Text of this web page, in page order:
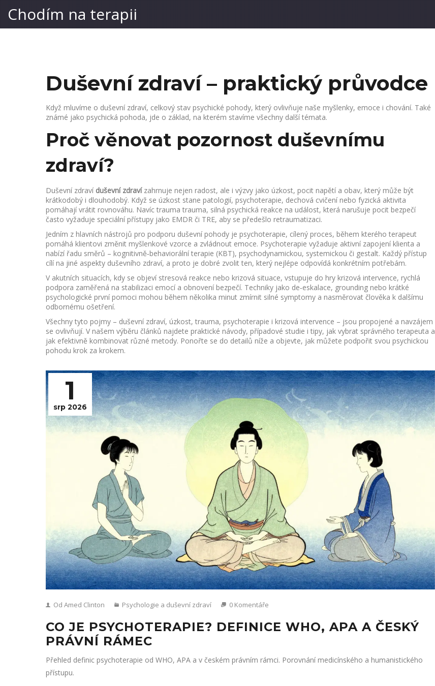
Chodím na terapii
Duševní zdraví – praktický průvodce
Když mluvíme o duševní zdraví, celkový stav psychické pohody, který ovlivňuje naše myšlenky, emoce i chování. Také
známé jako psychická pohoda, jde o základ, na kterém stavíme všechny další témata.
Proč věnovat pozornost duševnímu
zdraví?
Duševní zdraví duševní zdravízahrnuje nejen radost, ale i výzvy jako úzkost, pocit napětí a obav, který může být
krátkodobý i dlouhodobý. Když se úzkost stane patologií, psychoterapie, dechová cvičení nebo fyzická aktivita
pomáhají vrátit rovnováhu. Navíc trauma trauma, silná psychická reakce na událost, která narušuje pocit bezpečí
často vyžaduje speciální přístupy jako EMDR či TRE, aby se předešlo retraumatizaci.
Jedním z hlavních nástrojů pro podporu duševní pohody je psychoterapie, cílený proces, během kterého terapeut
pomáhá klientovi změnit myšlenkové vzorce a zvládnout emoce. Psychoterapie vyžaduje aktivní zapojení klienta a
nabízí řadu směrů – kognitivně‑behaviorální terapie (KBT), psychodynamickou, systemickou či gestalt. Každý přístup
cílí na jiné aspekty duševního zdraví, a proto je dobré zvolit ten, který nejlépe odpovídá konkrétním potřebám.
V akutních situacích, kdy se objeví stresová reakce nebo krizová situace, vstupuje do hry krizová intervence, rychlá
podpora zaměřená na stabilizaci emocí a obnovení bezpečí. Techniky jako de‑eskalace, grounding nebo krátké
psychologické první pomoci mohou během několika minut zmírnit silné symptomy a nasměrovat člověka k dalšímu
odbornému ošetření.
Všechny tyto pojmy – duševní zdraví, úzkost, trauma, psychoterapie i krizová intervence – jsou propojené a navzájem
se ovlivňují. V našem výběru článků najdete praktické návody, případové studie i tipy, jak vybrat správného terapeuta a
jak efektivně kombinovat různé metody. Ponořte se do detailů níže a objevte, jak můžete podpořit svou psychickou
pohodu krok za krokem.
1
srp 2026
Od Amed Clinton Psychologie a duševní zdraví 0 Komentáře
CO JE PSYCHOTERAPIE? DEFINICE WHO, APA A ČESKÝ
PRÁVNÍ RÁMEC
Přehled definic psychoterapie od WHO, APA a v českém právním rámci. Porovnání medicínského a humanistického
přístupu.